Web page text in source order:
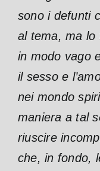
sono i defunti
al tema, ma lo
in modo vago
il sesso e
nei mondo
maniera a tal
riuscire
che, in fondo,